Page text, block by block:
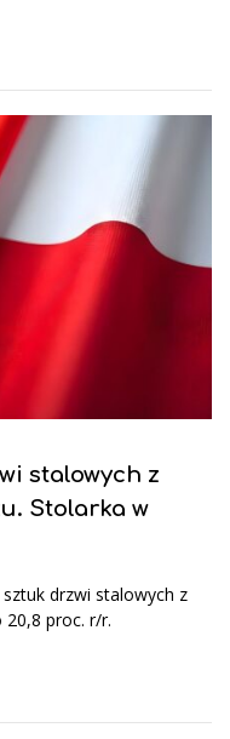
stalowych z
Stolarka w
drzwi stalowych z
proc. r/r.